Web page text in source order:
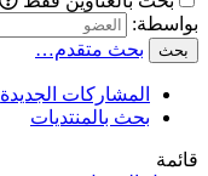
بواسطة:
بحث بحث متقدم…
المشاركات الجديدة
بحث بالمنتديات
قائمة